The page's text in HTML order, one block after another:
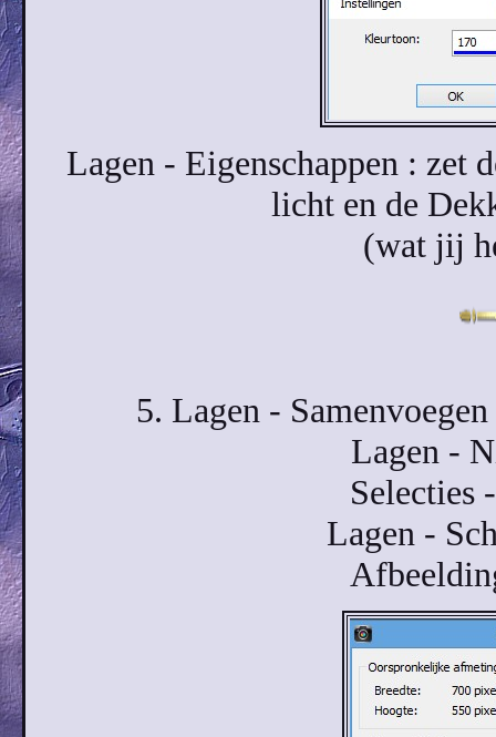
Lagen - Eigenschappen : zet
licht en de
(wat jij
5. Lagen -
Lagen -
Selecties
Lagen -